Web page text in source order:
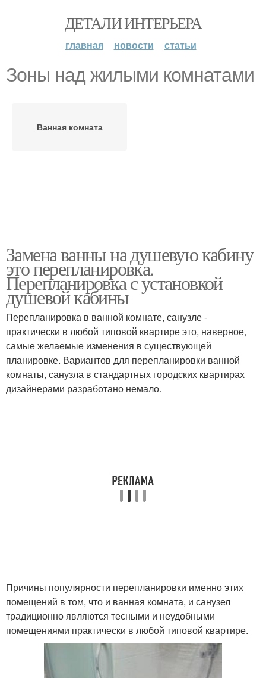
ДЕТАЛИ ИНТЕРЬЕРА
главная новости статьи
Зоны над жилыми комнатами
Ванная комната
Замена ванны на душевую кабину
это перепланировка.
Перепланировка с установкой
душевой кабины
Перепланировка в ванной комнате, санузле -
практически в любой типовой квартире это, наверное,
самые желаемые изменения в существующей
планировке. Вариантов для перепланировки ванной
комнаты, санузла в стандартных городских квартирах
дизайнерами разработано немало.
Причины популярности перепланировки именно этих
помещений в том, что и ванная комната, и санузел
традиционно являются тесными и неудобными
помещениями практически в любой типовой квартире.